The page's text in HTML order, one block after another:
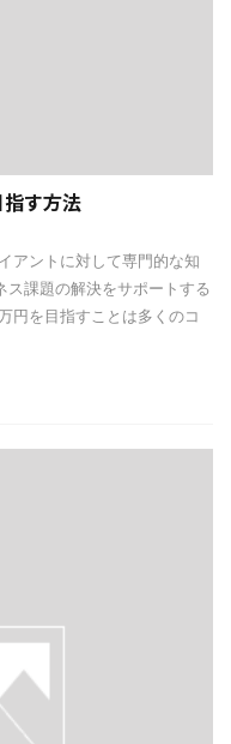
す方法
アントに対して専門的な知
課題の解決をサポートする
円を目指すことは多くのコ